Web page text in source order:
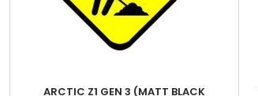
ARCTIC Z1 GEN 3 (MATT BLACK